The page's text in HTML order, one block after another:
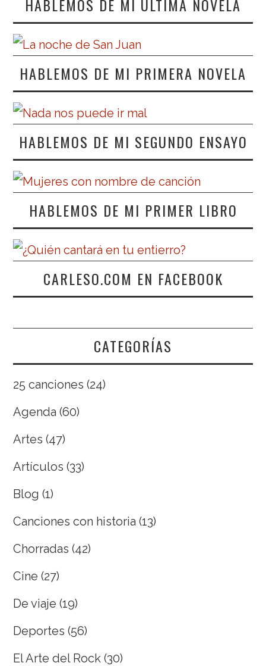
HABLEMOS DE MI ÚLTIMA NOVELA
HABLEMOS DE MI PRIMERA NOVELA
HABLEMOS DE MI SEGUNDO ENSAYO
HABLEMOS DE MI PRIMER LIBRO
CARLESO.COM EN FACEBOOK
CATEGORÍAS
25 canciones (24)
Agenda (60)
Artes (47)
Artículos (33)
Blog (1)
Canciones con historia (13)
Chorradas (42)
Cine (27)
De viaje (19)
Deportes (56)
El Arte del Rock (30)